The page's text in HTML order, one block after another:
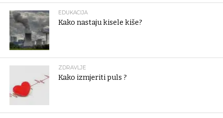
EDUKACIJA
Kako nastaju kisele kiše?
ZDRAVLJE
Kako izmjeriti puls ?